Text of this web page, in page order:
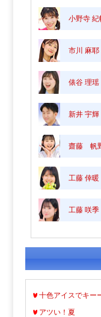
小野寺 紀
市川 麻耶
俵谷 理瑶
新井 宇輝
齋藤 帆
工藤 倖暖
工藤 咲季
十色アイスでキー
アツい！夏